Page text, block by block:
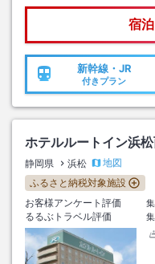
宿
新幹線・JR
付きプラン
ホテルルートイン浜
静岡県 浜松
地図
ふるさと納税対象施設
お客様アンケート評価
るるぶトラベル評価